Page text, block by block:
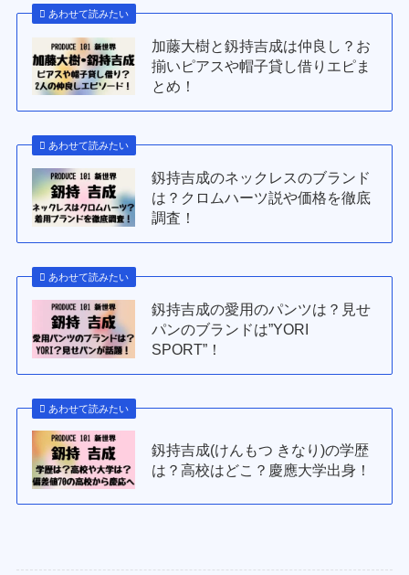
あわせて読みたい
加藤大樹と釼持吉成は仲良し？お
揃いピアスや帽子貸し借りエピま
とめ！
あわせて読みたい
釼持吉成のネックレスのブランド
は？クロムハーツ説や価格を徹底
調査！
あわせて読みたい
釼持吉成の愛用のパンツは？見せ
パンのブランドは”YORI
SPORT”！
あわせて読みたい
釼持吉成(けんもつ きなり)の学歴
は？高校はどこ？慶應大学出身！